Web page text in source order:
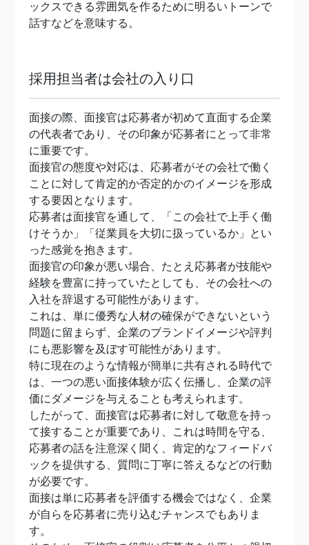
ックスできる雰囲気を作るために明るいトーンで
話すなどを意味する。
採用担当者は会社の入り口
面接の際、面接官は応募者が初めて直面する企業
の代表者であり、その印象が応募者にとって非常
に重要です。
面接官の態度や対応は、応募者がその会社で働く
ことに対して肯定的か否定的かのイメージを形成
する要因となります。
応募者は面接官を通して、「この会社で上手く働
けそうか」「従業員を大切に扱っているか」とい
った感覚を抱きます。
面接官の印象が悪い場合、たとえ応募者が技能や
経験を豊富に持っていたとしても、その会社への
入社を辞退する可能性があります。
これは、単に優秀な人材の確保ができないという
問題に留まらず、企業のブランドイメージや評判
にも悪影響を及ぼす可能性があります。
特に現在のような情報が簡単に共有される時代で
は、一つの悪い面接体験が広く伝播し、企業の評
価にダメージを与えることも考えられます。
したがって、面接官は応募者に対して敬意を持っ
て接することが重要であり、これは時間を守る、
応募者の話を注意深く聞く、肯定的なフィードバ
ックを提供する、質問に丁寧に答えるなどの行動
が必要です。
面接は単に応募者を評価する機会ではなく、企業
が自らを応募者に売り込むチャンスでもありま
す。